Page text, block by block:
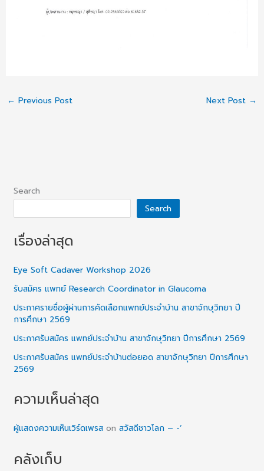
← Previous Post Next Post →
Search
Search
เรื่องล่าสุด
Eye Soft Cadaver Workshop 2026
รับสมัคร แพทย์ Research Coordinator in Glaucoma
ประกาศรายชื่อผู้ผ่านการคัดเลือกแพทย์ประจำบ้าน สาขาจักษุวิทยา ปี
การศึกษา 2569
ประกาศรับสมัคร แพทย์ประจำบ้าน สาขาจักษุวิทยา ปีการศึกษา 2569
ประกาศรับสมัคร แพทย์ประจำบ้านต่อยอด สาขาจักษุวิทยา ปีการศึกษา
2569
ความเห็นล่าสุด
ผู้แสดงความเห็นเวิร์ดเพรส onสวัสดีชาวโลก – -‘
คลังเก็บ